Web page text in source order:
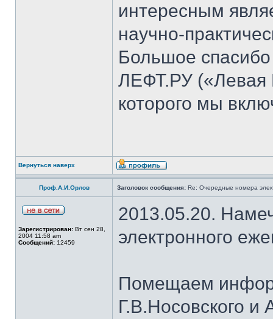
интересным
научно-
Большое
ЛЕФТ.РУ («Левая
которого мы
Вернуться наверх
Проф.А.И.Орлов Заголовок сообщения: Re: Очередные номера
Зарегистрирован: Вт сен 28,
2004 11:58 am
Сообщений: 12459
2013.05.20.
электронного
Помещаем
Г.В.Носовского и